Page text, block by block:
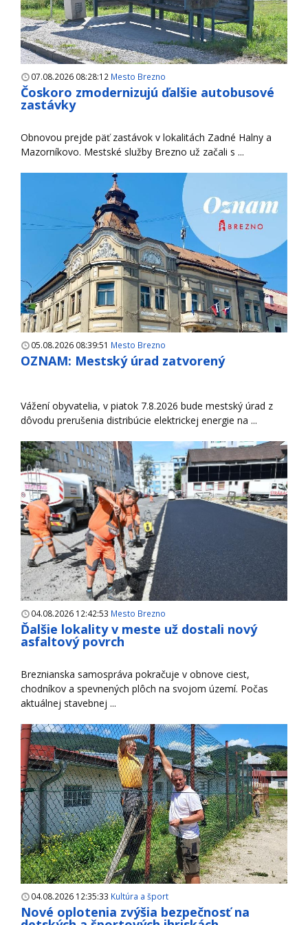
07.08.2026 08:28:12 Mesto Brezno
Čoskoro zmodernizujú ďalšie autobusové
zastávky
Obnovou prejde päť zastávok v lokalitách Zadné Halny a
Mazorníkovo. Mestské služby Brezno už začali s ...
05.08.2026 08:39:51 Mesto Brezno
OZNAM: Mestský úrad zatvorený
Vážení obyvatelia, v piatok 7.8.2026 bude mestský úrad z
dôvodu prerušenia distribúcie elektrickej energie na ...
04.08.2026 12:42:53 Mesto Brezno
Ďalšie lokality v meste už dostali nový
asfaltový povrch
Breznianska samospráva pokračuje v obnove ciest,
chodníkov a spevnených plôch na svojom území. Počas
aktuálnej stavebnej ...
04.08.2026 12:35:33 Kultúra a šport
Nové oplotenia zvýšia bezpečnosť na